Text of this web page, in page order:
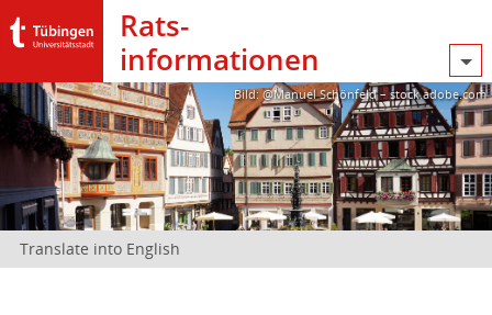
Rats­
informationen
Bild: @Manuel Schönfeld – stock.adobe.com
Translate into English